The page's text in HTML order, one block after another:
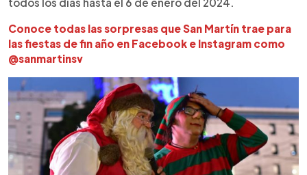
Conoce todas las sorpresas que San Martín trae para
las fiestas de fin año en Facebook e Instagram como
@sanmartinsv